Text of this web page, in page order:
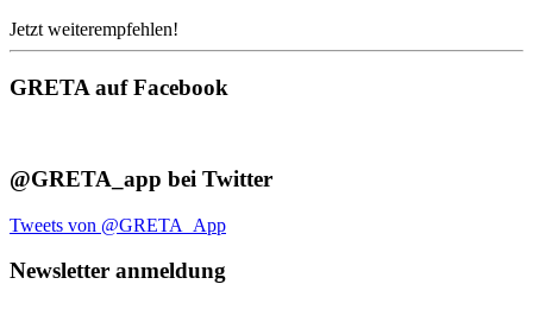
Jetzt weiterempfehlen!
GRETA auf Facebook
@GRETA_app bei Twitter
Tweets von @GRETA_App
Newsletter anmeldung